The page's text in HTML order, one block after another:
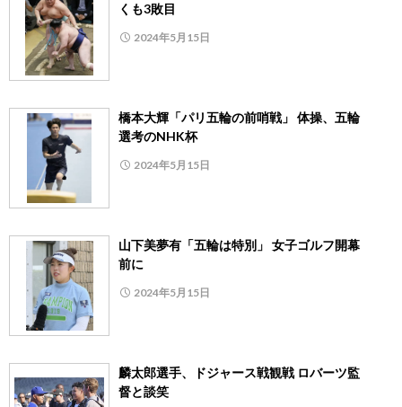
くも3敗目
2024年5月15日
橋本大輝「パリ五輪の前哨戦」 体操、五輪
選考のNHK杯
2024年5月15日
山下美夢有「五輪は特別」 女子ゴルフ開幕
前に
2024年5月15日
麟太郎選手、ドジャース戦観戦 ロバーツ監
督と談笑